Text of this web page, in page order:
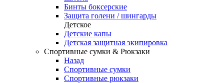
Бинты боксерские
Защита голени / шингарды
Детское
Детские капы
Детская защитная экипировка
Спортивные сумки & Рюкзаки
Назад
Спортивные сумки
Спортивные рюкзаки